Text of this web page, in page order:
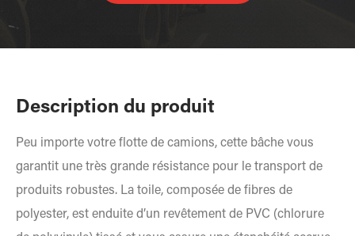
Description du produit
Peu importe votre flotte de camions, cette bâche vous
garantit une très grande résistance pour le transport de
produits robustes. La toile, composée de fibres de
polyester, est enduite d’un revêtement de PVC (chlorure